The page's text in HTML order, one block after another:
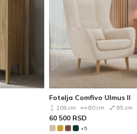
Fotelja Comfivo Ulmus II
106 cm 80 cm 95 cm
60 500 RSD
+5